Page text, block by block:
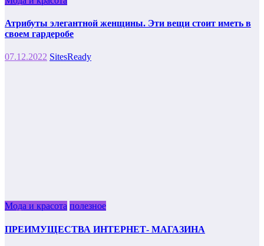
Атрибуты элегантной женщины. Эти вещи стоит иметь в
своем гардеробе
07.12.2022 SitesReady
Мода и красота полезное
ПРЕИМУЩЕСТВА ИНТЕРНЕТ- МАГАЗИНА